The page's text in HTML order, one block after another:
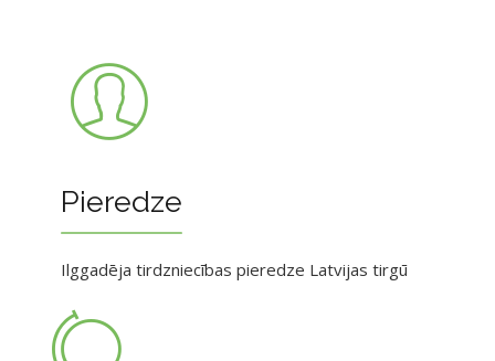
Pieredze
Ilggadēja tirdzniecības pieredze Latvijas tirgū